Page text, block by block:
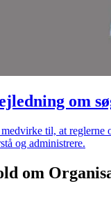
om
til, at reglerne
og administrere.
om